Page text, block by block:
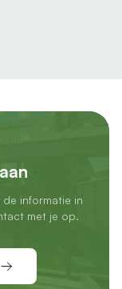
informatie in
met je op.